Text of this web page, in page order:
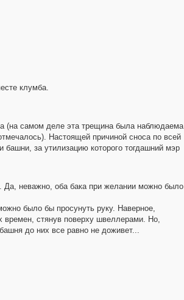
клумба.
(на самом деле эта трещина была наблюдаема
Настоящей причиной сноса по всей
за утилизацию которого тогдашний мэр
неважно, оба бака при желании можно было
было бы просунуть руку. Наверное,
времен, стянув поверху швеллерами. Но,
до них все равно не доживет...